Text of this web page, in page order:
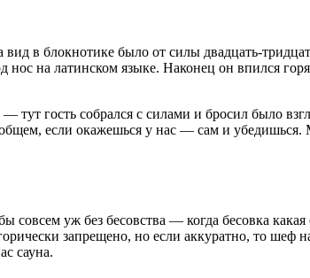
в блокнотике было от силы двадцать-
нос на латинском языке. Наконец он впился
гость собрался с силами и бросил было
если окажешься у нас — сам и убедишься.
уж без бесовства — когда бесовка какая
запрещено, но если аккуратно, то шеф
сауна.